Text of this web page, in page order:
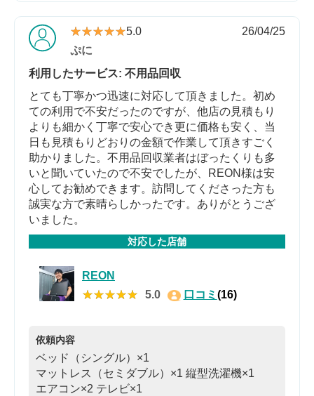
★★★★★
★★★★★5.0
26/04/25
ぷに
利用したサービス: 不用品回収
とても丁寧かつ迅速に対応して頂きました。初め
ての利用で不安だったのですが、他店の見積もり
よりも細かく丁寧で安心でき更に価格も安く、当
日も見積もりどおりの金額で作業して頂きすごく
助かりました。不用品回収業者はぼったくりも多
いと聞いていたので不安でしたが、REON様は安
心してお勧めできます。訪問してくださった方も
誠実な方で素晴らしかったです。ありがとうござ
いました。
対応した店舗
REON
★★★★★
★★★★★ 5.0 口コミ (16)
依頼内容
ベッド（シングル）×1
マットレス（セミダブル）×1 縦型洗濯機×1
エアコン×2 テレビ×1